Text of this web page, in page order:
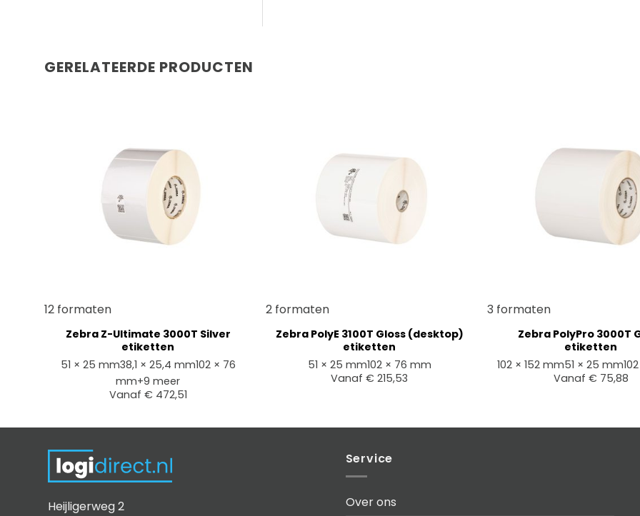
GERELATEERDE PRODUCTEN
12 formaten
Zebra Z-Ultimate 3000T Silver
etiketten
51 × 25 mm38,1 × 25,4 mm102 × 76
mm+9 meer
Vanaf € 472,51
2 formaten
Zebra PolyE 3100T Gloss (desktop)
etiketten
51 × 25 mm102 × 76 mm
Vanaf € 215,53
3 formaten
Zebra PolyPro 3000T
etiketten
102 × 152 mm51 × 25 mm
Vanaf € 75,88
Heijligerweg 2
Service
Over ons